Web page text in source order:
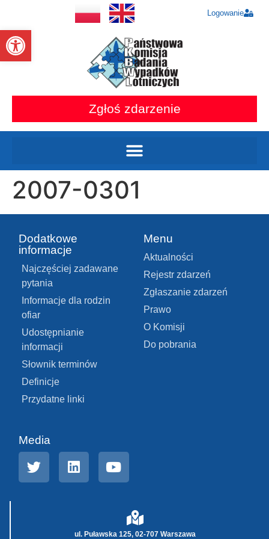
Otwórz pasek narzędzi
Logowanie
Zgłoś zdarzenie
2007-0301
Dodatkowe
informacje
Najczęściej zadawane
pytania
Informacje dla rodzin
ofiar
Udostępnianie
informacji
Słownik terminów
Definicje
Przydatne linki
Menu
Aktualności
Rejestr zdarzeń
Zgłaszanie zdarzeń
Prawo
O Komisji
Do pobrania
Media
ul. Puławska 125, 02-707 Warszawa